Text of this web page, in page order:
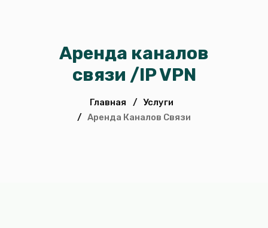
Аренда каналов
связи /IP VPN
Главная / Услуги
/ Аренда Каналов Связи